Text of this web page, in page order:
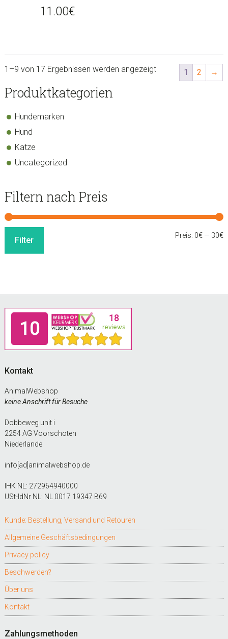
11.00€
1–9 von 17 Ergebnissen werden angezeigt 1 2 →
sidebar
Store
Produktkategorien
Hundemarken
Hund
Katze
Uncategorized
Filtern nach Preis
Filter Preis: 0€— 30€
Footer
Kontakt
AnimalWebshop
keine Anschrift für Besuche
Dobbeweg unit i
2254 AG Voorschoten
Niederlande
info[ad]animalwebshop.de
IHK NL: 272964940000
USt-IdNr NL: NL 0017 19347 B69
Kunde: Bestellung, Versand und Retouren
Allgemeine Geschäftsbedingungen
Privacy policy
Beschwerden?
Über uns
Kontakt
Zahlungsmethoden